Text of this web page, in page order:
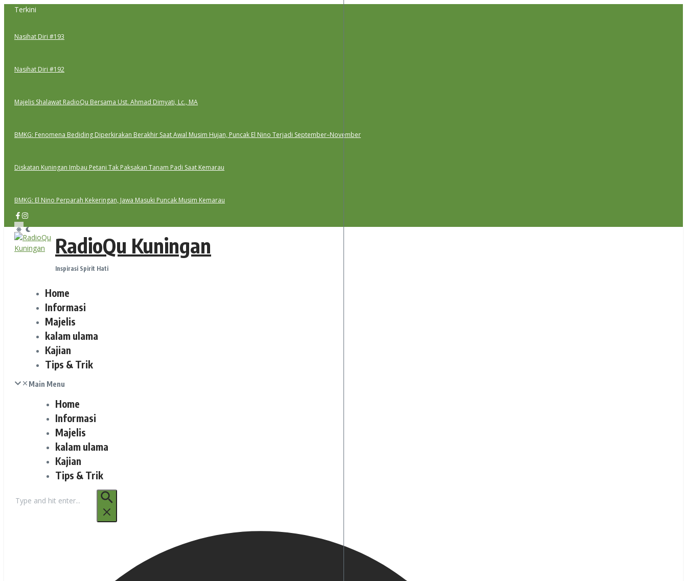
Lewati
Terkini
Nasihat Diri #193
Nasihat Diri #192
Majelis Shalawat RadioQu Bersama Ust. Ahmad Dimyati, Lc., MA
BMKG: Fenomena Bediding Diperkirakan Berakhir Saat Awal Musim Hujan, Puncak El Nino Terjadi September–November
Diskatan Kuningan Imbau Petani Tak Paksakan Tanam Padi Saat Kemarau
BMKG: El Nino Perparah Kekeringan, Jawa Masuki Puncak Musim Kemarau
RadioQu Kuningan
Inspirasi Spirit Hati
Home
Informasi
Majelis
kalam ulama
Kajian
Tips & Trik
Main Menu
Home
Informasi
Majelis
kalam ulama
Kajian
Tips & Trik
untuk: